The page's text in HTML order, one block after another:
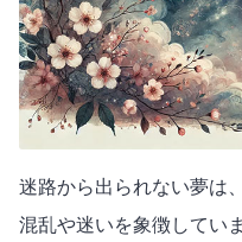
迷路から出られない夢は
混乱や迷いを象徴していま